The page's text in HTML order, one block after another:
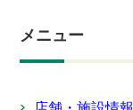
メニュー